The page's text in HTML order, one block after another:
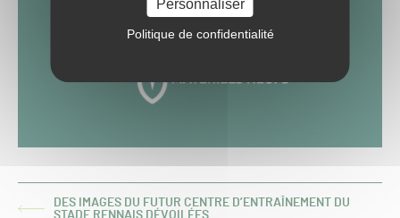
Personnaliser
Politique de confidentialité
ARTICLE
DES IMAGES DU FUTUR CENTRE D’ENTRAÎNEMENT DU